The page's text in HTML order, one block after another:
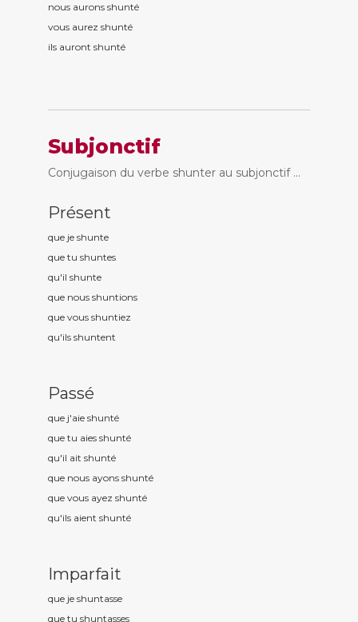
nous aurons shunté
vous aurez shunté
ils auront shunté
Subjonctif
Conjugaison du verbe shunter au subjonctif ...
Présent
que je shunte
que tu shuntes
qu'il shunte
que nous shuntions
que vous shuntiez
qu'ils shuntent
Passé
que j'aie shunté
que tu aies shunté
qu'il ait shunté
que nous ayons shunté
que vous ayez shunté
qu'ils aient shunté
Imparfait
que je shuntasse
que tu shuntasses